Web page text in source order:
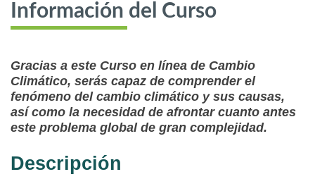
Información del Curso
Gracias a este Curso en línea de Cambio
Climático, serás capaz de comprender el
fenómeno del cambio climático y sus causas,
así como la necesidad de afrontar cuanto antes
este problema global de gran complejidad.
Descripción